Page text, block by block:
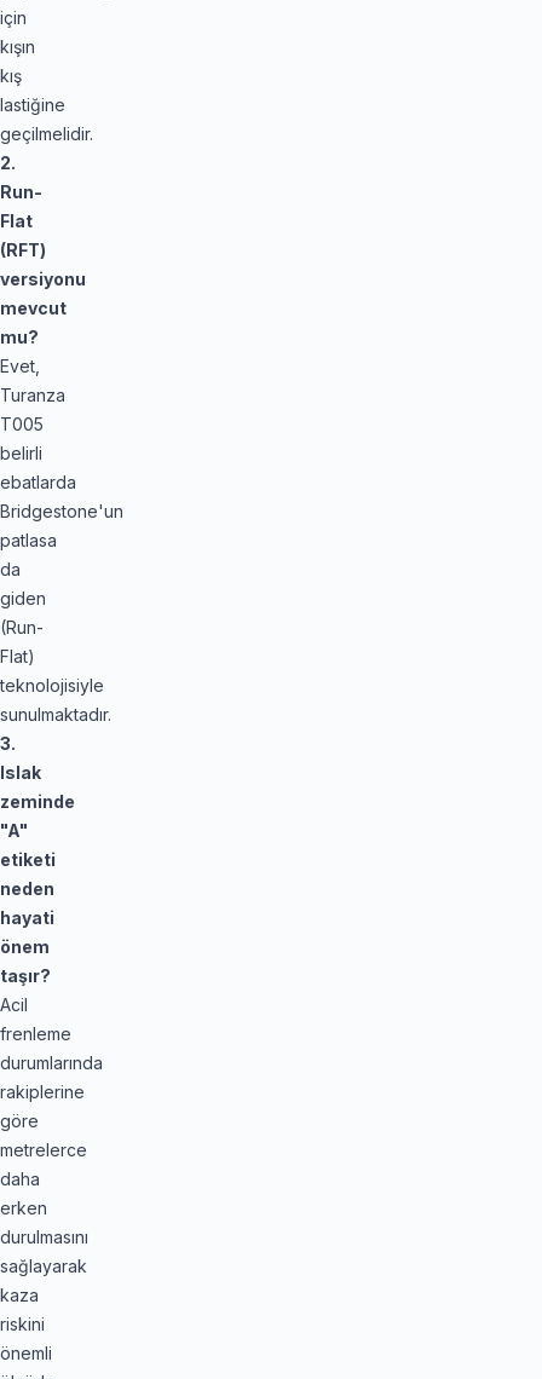
için
kışın
kış
lastiğine
geçilmelidir.
2.
Run-
Flat
(RFT)
versiyonu
mevcut
mu?
Evet,
Turanza
T005
belirli
ebatlarda
Bridgestone'un
patlasa
da
giden
(Run-
Flat)
teknolojisiyle
sunulmaktadır.
3.
Islak
zeminde
"A"
etiketi
neden
hayati
önem
taşır?
Acil
frenleme
durumlarında
rakiplerine
göre
metrelerce
daha
erken
durulmasını
sağlayarak
kaza
riskini
önemli